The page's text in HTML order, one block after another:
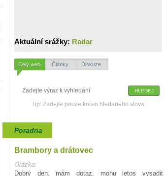
Aktuální srážky: Radar
Celý web Články Diskuze
Tip: Zadejte pouze kořen hledaného slova.
Poradna
Brambory a drátovec
Otázka:
Dobrý den, mám dotaz, mohu letos vysadit